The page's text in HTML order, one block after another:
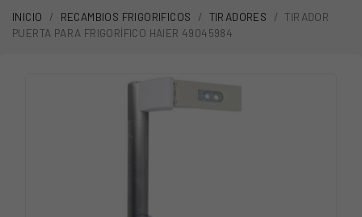
INICIO RECAMBIOS FRIGORIFICOS TIRADORES
TIRADOR
PUERTA PARA FRIGORÍFICO HAIER 49045984